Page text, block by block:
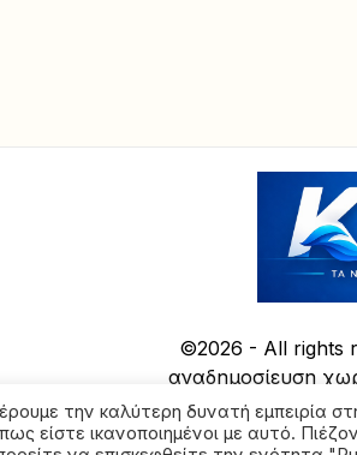
©2026 - All rights
αναδημοσίευση
της
την καλύτερη δυνατή εμπειρία
είστε ικανοποιημένοι με αυτό.